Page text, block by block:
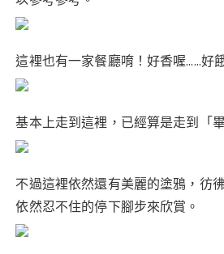
這裡也有一家餐廳唷！好香喔……好
基本上走到這裡，已經算是走到「
不過這裡依然還有美麗的塗鴉，彷
依然忍不住的停下腳步來欣賞。